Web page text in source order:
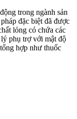
trong ngành sản
đặc biệt đã được
lỏng có chứa các
phụ trợ với mật độ
hợp như thuốc